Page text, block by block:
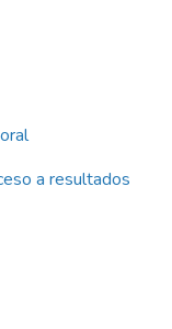
a resultados